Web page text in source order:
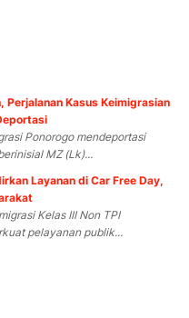
Perjalanan Kasus Keimigrasian
Ponorogo mendeportasi
MZ (Lk)...
Layanan di Car Free Day,
Kelas III Non TPI
pelayanan publik...